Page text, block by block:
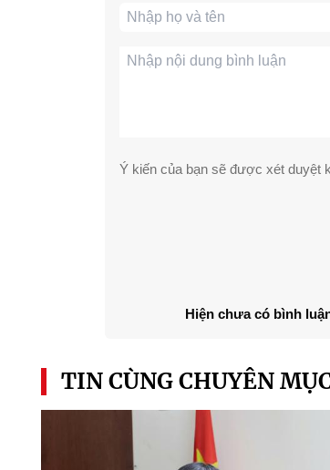
Ý kiến của bạn sẽ được xét duyệt
Hiện chưa có bình
TIN CÙNG CHUYÊN